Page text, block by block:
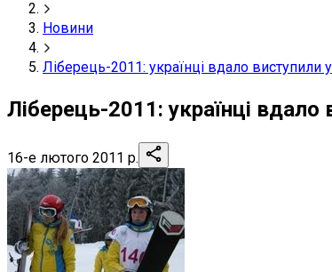
Новини
Ліберець-2011: українці вдало виступили
Ліберець-2011: українці вдало
16-е лютого 2011 р.